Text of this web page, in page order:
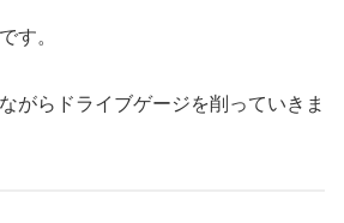
す。
がらドライブゲージを削っていきま